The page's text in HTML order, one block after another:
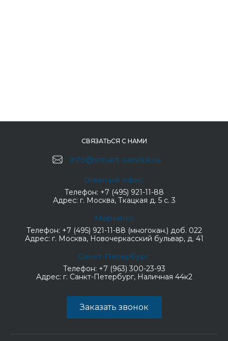
СВЯЗАТЬСЯ С НАМИ
info@smart-service.ru
Главный офис
Телефон: +7 (495) 921-11-88
Адрес: г. Москва, Ткацкая д. 5 с. 3
Марьино
Телефон: +7 (495) 921-11-88 (многокан.) доб. 022
Адрес: г. Москва, Новочеркасский бульвар, д. 41
Санкт-Петербург
Телефон: +7 (963) 300-23-93
Адрес: г. Санкт-Петербург, Наличная 44к2
Заказать звонок